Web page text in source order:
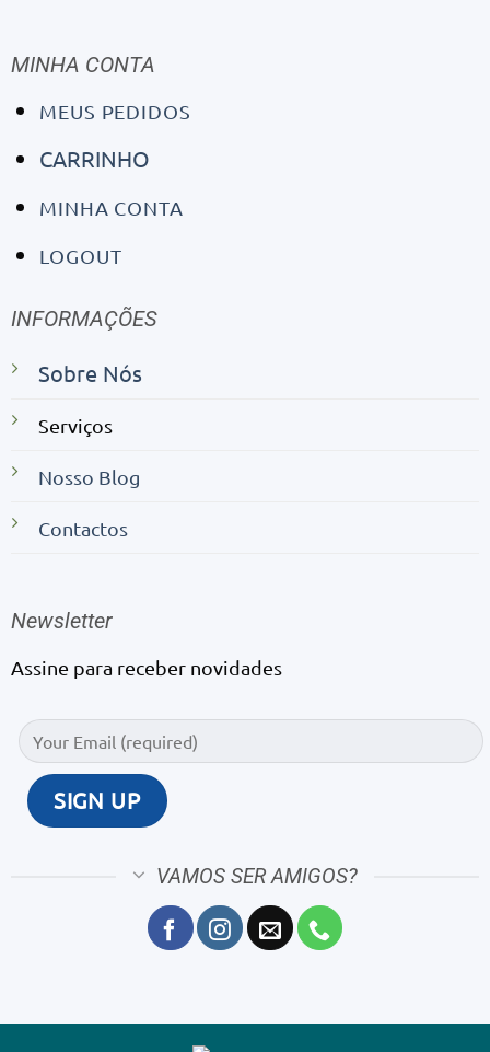
MINHA CONTA
MEUS PEDIDOS
CARRINHO
MINHA CONTA
LOGOUT
INFORMAÇÕES
Sobre Nós
Serviços
Nosso Blog
Contactos
Newsletter
Assine para receber novidades
VAMOS SER AMIGOS?